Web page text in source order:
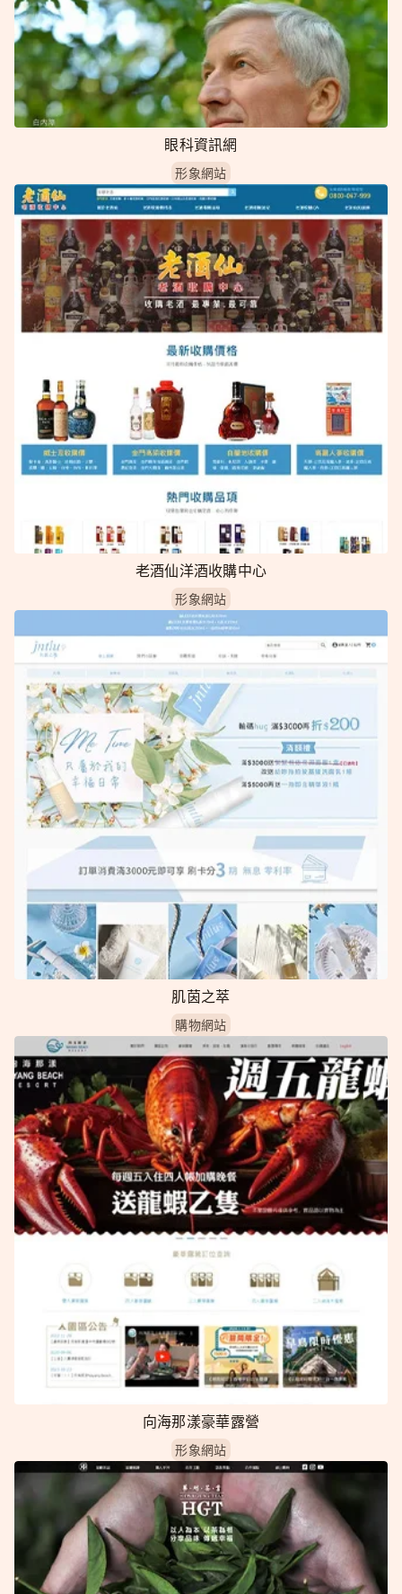
眼科資訊網
形象網站
老酒仙洋酒收購中心
形象網站
肌茵之萃
購物網站
向海那漾豪華露營
形象網站